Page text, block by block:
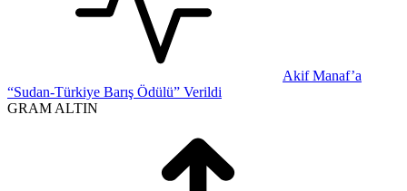
Akif Manaf’a
“Sudan-Türkiye Barış Ödülü” Verildi
GRAM ALTIN